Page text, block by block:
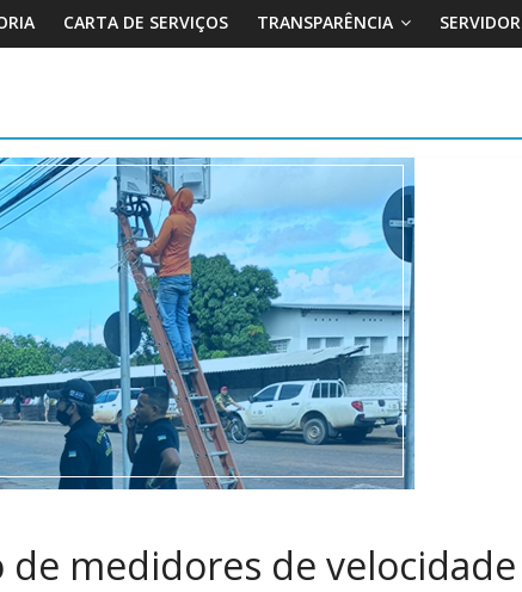
CARTA DE SERVIÇOS TRANSPARÊNCIA SERVIDOR
de medidores de velocidade